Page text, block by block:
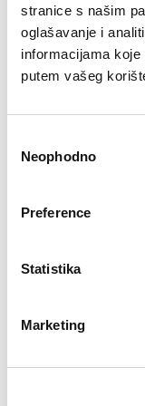
stranice s našim
oglašavanje i
informacijama
putem vašeg
Selection
Neophodno
Preference
Statistika
Marketing
POZIV NA
ALMA RAS
dizajnere koji su